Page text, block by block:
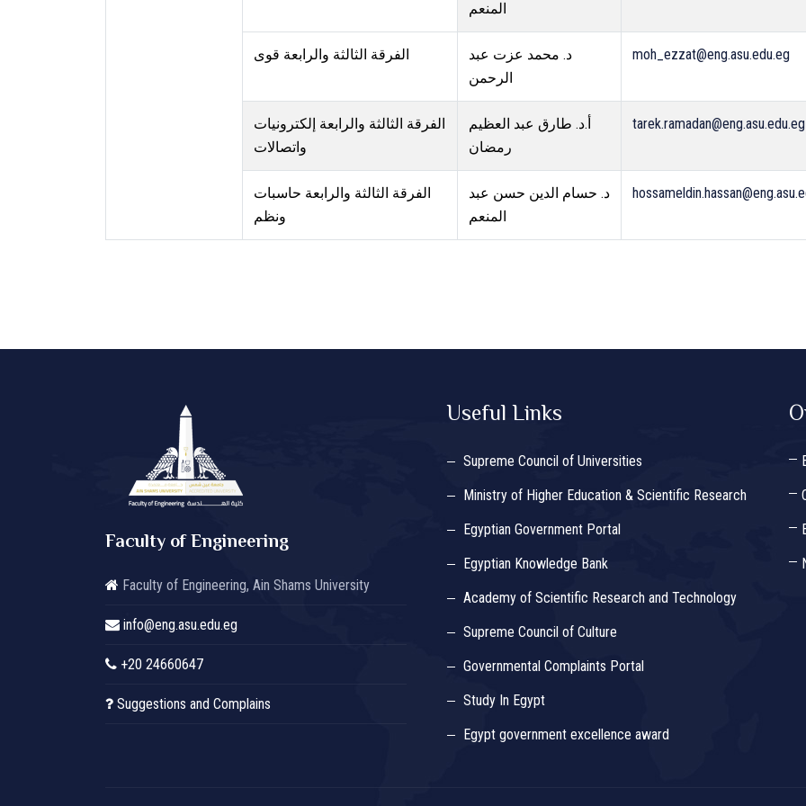
المنعم
الفرقة الثالثة والرابعة قوى
د. محمد عزت عبد
الرحمن
moh_ezzat@eng.asu.edu.eg
الفرقة الثالثة والرابعة إلكترونيات
واتصالات
أ.د. طارق عبد العظيم
رمضان
tarek.ramadan@eng.asu.edu.eg
الفرقة الثالثة والرابعة حاسبات
ونظم
د. حسام الدين حسن عبد
المنعم
Faculty of Engineering
Faculty of Engineering, Ain Shams University
info@eng.asu.edu.eg
+20 24660647
Suggestions and Complains
Useful Links
Supreme Council of Universities
Ministry of Higher Education & Scientific Research
Egyptian Government Portal
Egyptian Knowledge Bank
Academy of Scientific Research and Technology
Supreme Council of Culture
Governmental Complaints Portal
Study In Egypt
Egypt government excellence award